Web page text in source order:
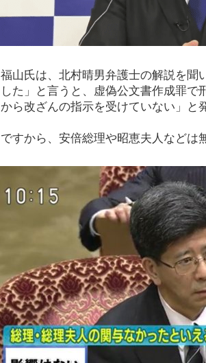
福山氏は、北村晴男弁護士の解説を聞
した」と言うと、虚偽公文書作成罪
から改ざんの指示を受けていない」と
ですから、安倍総理や昭恵夫人などは